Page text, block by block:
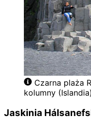
Czarna plaża
kolumny (Islandia)
Jaskinia